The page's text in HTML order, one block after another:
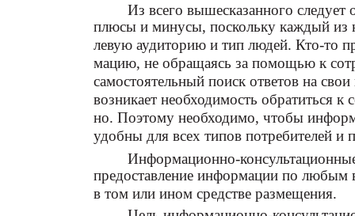
Из всего вышесказанного
плюсы и минусы, поскольку каждый из
левую аудиторию и тип людей. Кто-то
мацию, не обращаясь за помощью к
самостоятельный поиск ответов на
возникает необходимость обратиться
но. Поэтому необходимо, чтобы
удобны для всех типов потребителей
Информационно-
предоставление информации по любым
в том или ином средстве размещения.